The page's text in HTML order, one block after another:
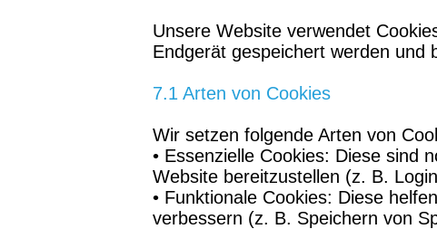
Unsere Website verwendet
Endgerät gespeichert werden und
7.1 Arten von Cookies
Wir setzen folgende Arten von
• Essenzielle Cookies: Diese sind
Website bereitzustellen (z. B.
• Funktionale Cookies: Diese
verbessern (z. B. Speichern von